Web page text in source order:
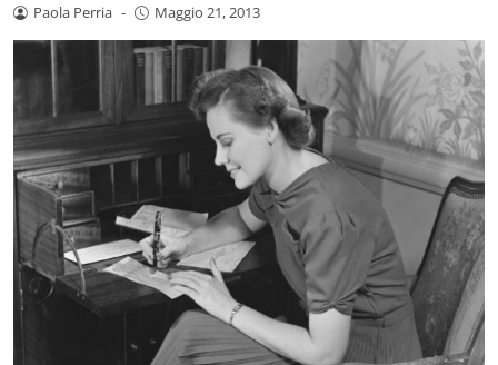
Paola Perria - Maggio 21, 2013